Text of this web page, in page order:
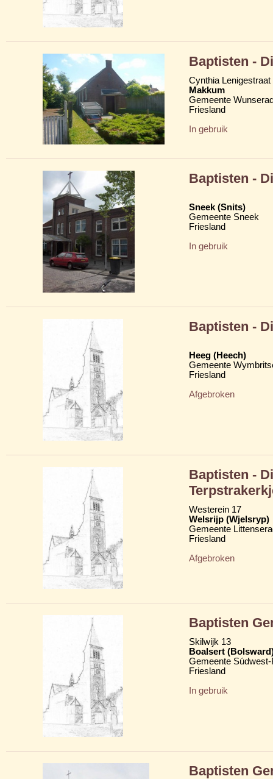
Baptisten -
Cynthia Lenigestraat
Makkum
Gemeente
Friesland
In gebruik
Baptisten -
Sneek (Snits)
Gemeente Sneek
Friesland
In gebruik
Baptisten -
Heeg (Heech)
Gemeente
Friesland
Afgebroken
Baptisten -
Westerein 17
Welsrijp (Wjelsryp)
Gemeente
Friesland
Afgebroken
Baptisten
Skilwijk 13
Boalsert
Gemeente
Friesland
In gebruik
Baptisten